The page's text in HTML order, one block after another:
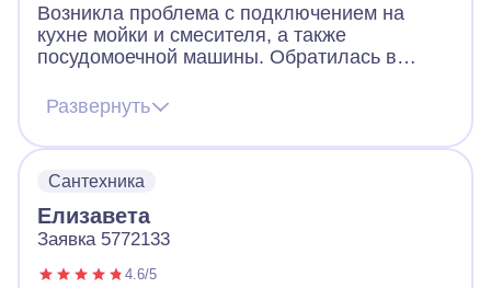
Возникла проблема с подключением на
кухне мойки и смесителя, а также
посудомоечной машины. Обратилась в
Мастер перезвонил в течение двух часов
после оформления заявки, и через полчаса
приехал. Сам съездил за деталями в
работу. Оплата заказа была по
прейскуранту. После работы мастера не
осталось вопросов. Все работает исправно.
Развернуть
Сантехника
Елизавета
Заявка 5772133
4.6/5